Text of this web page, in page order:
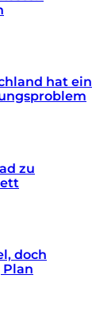
hat ein
zu
doch